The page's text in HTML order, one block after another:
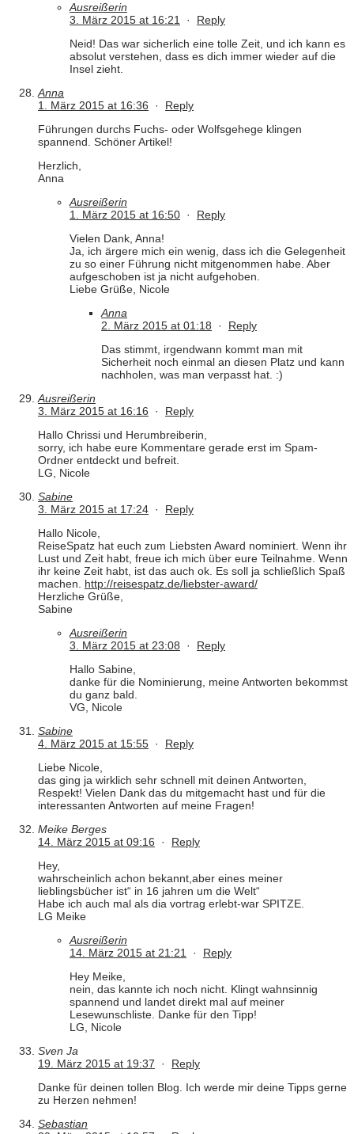
Ausreißerin
3. März 2015 at 16:21 · Reply
Neid! Das war sicherlich eine tolle Zeit, und ich kann es
absolut verstehen, dass es dich immer wieder auf die
Insel zieht.
Anna
1. März 2015 at 16:36 · Reply
Führungen durchs Fuchs- oder Wolfsgehege klingen
spannend. Schöner Artikel!
Herzlich,
Anna
Ausreißerin
1. März 2015 at 16:50 · Reply
Vielen Dank, Anna!
Ja, ich ärgere mich ein wenig, dass ich die Gelegenheit
zu so einer Führung nicht mitgenommen habe. Aber
aufgeschoben ist ja nicht aufgehoben.
Liebe Grüße, Nicole
Anna
2. März 2015 at 01:18 · Reply
Das stimmt, irgendwann kommt man mit
Sicherheit noch einmal an diesen Platz und kann
nachholen, was man verpasst hat. :)
Ausreißerin
3. März 2015 at 16:16 · Reply
Hallo Chrissi und Herumbreiberin,
sorry, ich habe eure Kommentare gerade erst im Spam-
Ordner entdeckt und befreit.
LG, Nicole
Sabine
3. März 2015 at 17:24 · Reply
Hallo Nicole,
ReiseSpatz hat euch zum Liebsten Award nominiert. Wenn ihr
Lust und Zeit habt, freue ich mich über eure Teilnahme. Wenn
ihr keine Zeit habt, ist das auch ok. Es soll ja schließlich Spaß
machen. http://reisespatz.de/liebster-award/
Herzliche Grüße,
Sabine
Ausreißerin
3. März 2015 at 23:08 · Reply
Hallo Sabine,
danke für die Nominierung, meine Antworten bekommst
du ganz bald.
VG, Nicole
Sabine
4. März 2015 at 15:55 · Reply
Liebe Nicole,
das ging ja wirklich sehr schnell mit deinen Antworten,
Respekt! Vielen Dank das du mitgemacht hast und für die
interessanten Antworten auf meine Fragen!
Meike Berges
14. März 2015 at 09:16 · Reply
Hey,
wahrscheinlich achon bekannt,aber eines meiner
lieblingsbücher ist“ in 16 jahren um die Welt“
Habe ich auch mal als dia vortrag erlebt-war SPITZE.
LG Meike
Ausreißerin
14. März 2015 at 21:21 · Reply
Hey Meike,
nein, das kannte ich noch nicht. Klingt wahnsinnig
spannend und landet direkt mal auf meiner
Lesewunschliste. Danke für den Tipp!
LG, Nicole
Sven Ja
19. März 2015 at 19:37 · Reply
Danke für deinen tollen Blog. Ich werde mir deine Tipps gerne
zu Herzen nehmen!
Sebastian